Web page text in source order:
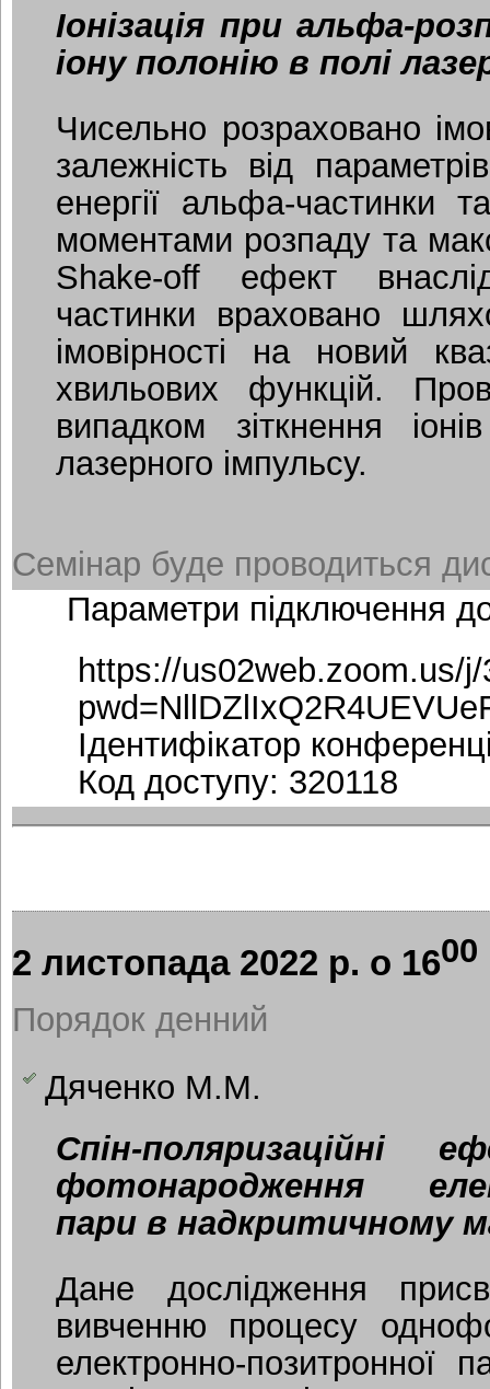
Іонізація при альфа-
іону полонію в полі
Чисельно розраховано
залежність від
енергії альфа-частинки
моментами розпаду та
Shake-off ефект
частинки враховано
імовірності на новий
хвильових функцій.
випадком зіткнення
лазерного імпульсу.
Семінар буде проводиться
Параметри підключення
https://us02web.zoom.us/
Ідентифікатор
Код доступу: 320118
2 листопада 2022 р. о 1600
Порядок денний
Дяченко М.М.
Спін-поляризаційні
фотонародження
пари в надкритичному
Дане дослідження
вивченню процесу
електронно-позитронної